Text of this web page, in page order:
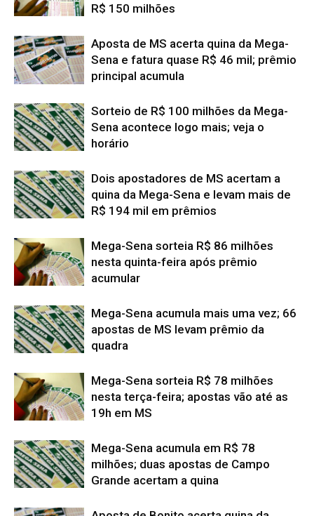
R$ 150 milhões
Aposta de MS acerta quina da Mega-
Sena e fatura quase R$ 46 mil; prêmio
principal acumula
Sorteio de R$ 100 milhões da Mega-
Sena acontece logo mais; veja o
horário
Dois apostadores de MS acertam a
quina da Mega-Sena e levam mais de
R$ 194 mil em prêmios
Mega-Sena sorteia R$ 86 milhões
nesta quinta-feira após prêmio
acumular
Mega-Sena acumula mais uma vez; 66
apostas de MS levam prêmio da
quadra
Mega-Sena sorteia R$ 78 milhões
nesta terça-feira; apostas vão até as
19h em MS
Mega-Sena acumula em R$ 78
milhões; duas apostas de Campo
Grande acertam a quina